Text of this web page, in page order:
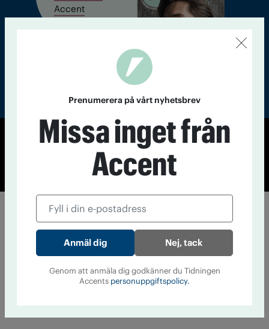
Accent
© Tidningen Accent 2026
Cookiepolicy
Personuppgiftspolicy
Prenumerera på vårt nyhetsbrev
Missa inget från
Accent
Nej, tack
Genom att anmäla dig godkänner du Tidningen
Accents personuppgiftspolicy.